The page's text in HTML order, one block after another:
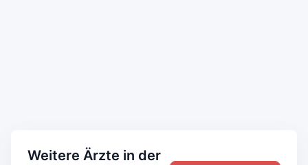
Weitere Ärzte in der